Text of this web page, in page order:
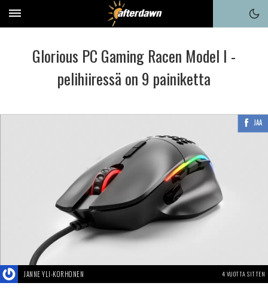
Glorious PC Gaming Racen Model I -
pelihiiressä on 9 painiketta
JAA
JANNE YLI-KORHONEN 4 VUOTTA SITTEN